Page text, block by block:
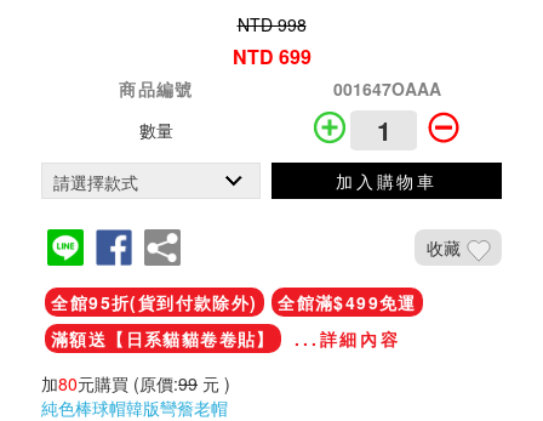
NTD 998
NTD 699
商品編號
001647OAAA
數量
加入購物車
收藏
全館95折(貨到付款除外)
全館滿$499免運
滿額送【日系貓貓卷卷貼】
...詳細內容
加80元購買 (原價:99 元 )
純色棒球帽韓版彎簷老帽